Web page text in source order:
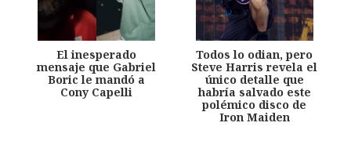
El inesperado
mensaje que Gabriel
Boric le mandó a
Cony Capelli
Todos lo odian, pero
Steve Harris revela el
único detalle que
habría salvado este
polémico disco de
Iron Maiden